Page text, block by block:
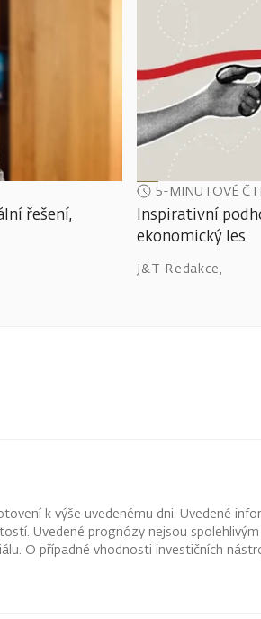
řešení,
5-MINUTOVÉ
Inspirativní
ekonomický les
J&T Redakce,
k výše uvedenému dni. Uvedené
Uvedené prognózy nejsou
O případné vhodnosti investičních